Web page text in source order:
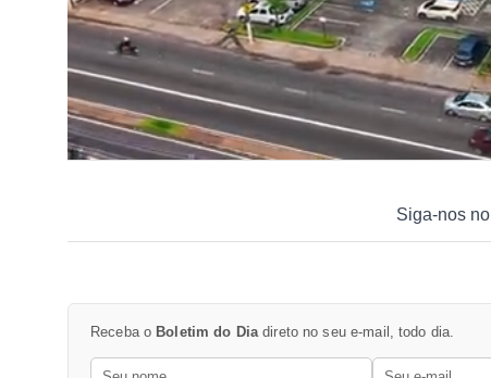
Siga-nos no
Receba o Boletim do Diadireto no seu e-mail, todo dia.